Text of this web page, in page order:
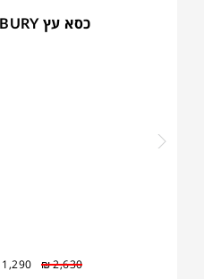
כסא עץ ALBURY
₪2,630
1,290